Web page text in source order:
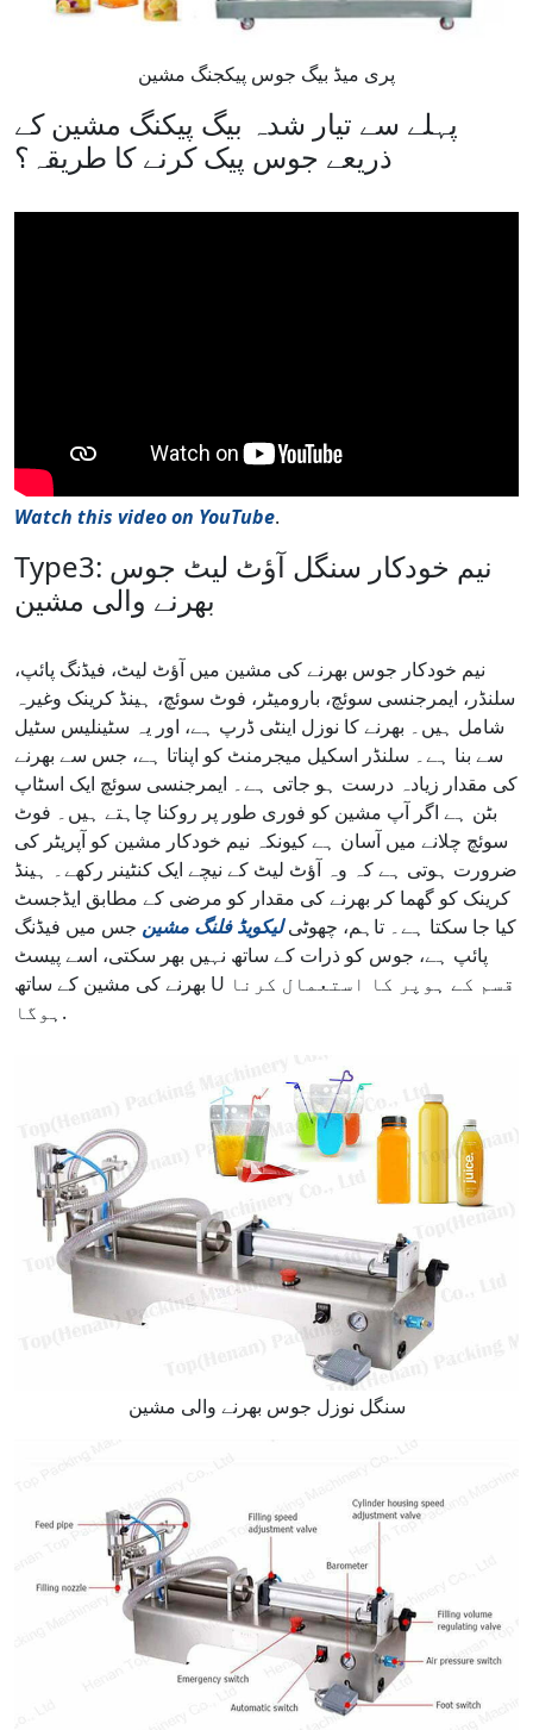
پری میڈ بیگ جوس پیکجنگ مشین
پہلے سے تیار شدہ بیگ پیکنگ مشین کے
ذریعے جوس پیک کرنے کا طریقہ؟
Watch this video on YouTube.
Type3: نیم خودکار سنگل آؤٹ لیٹ جوس
بھرنے والی مشین
نیم خودکار جوس بھرنے کی مشین میں آؤٹ لیٹ، فیڈنگ پائپ،
سلنڈر، ایمرجنسی سوئچ، بارومیٹر، فوٹ سوئچ، ہینڈ کرینک وغیرہ
شامل ہیں۔ بھرنے کا نوزل اینٹی ڈرپ ہے، اور یہ سٹینلیس سٹیل
سے بنا ہے۔ سلنڈر اسکیل میجرمنٹ کو اپناتا ہے، جس سے بھرنے
کی مقدار زیادہ درست ہو جاتی ہے۔ ایمرجنسی سوئچ ایک اسٹاپ
بٹن ہے اگر آپ مشین کو فوری طور پر روکنا چاہتے ہیں۔ فوٹ
سوئچ چلانے میں آسان ہے کیونکہ نیم خودکار مشین کو آپریٹر کی
ضرورت ہوتی ہے کہ وہ آؤٹ لیٹ کے نیچے ایک کنٹینر رکھے۔ ہینڈ
کرینک کو گھما کر بھرنے کی مقدار کو مرضی کے مطابق ایڈجسٹ
کیا جا سکتا ہے۔ تاہم، چھوٹیلیکویڈ فلنگ مشین جس میں فیڈنگ
پائپ ہے، جوس کو ذرات کے ساتھ نہیں بھر سکتی، اسے پیسٹ
بھرنے کی مشین کے ساتھ U قسم کے ہوپر کا استعمال کرنا
ہوگا.
سنگل نوزل ​​جوس بھرنے والی مشین